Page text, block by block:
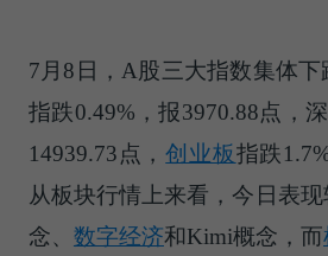
7月8日，A股三大指数集体
指跌0.49%，报3970.88点，
14939.73点，创业板指跌
从板块行情上来看，今日表
念、 数字经济和Kimi概念，而